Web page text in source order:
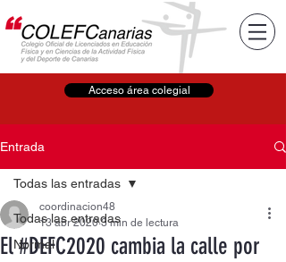
Acceso área colegial
Entrada
Todas las entradas
Normal
Todas las entradas
El #DEFC2020 cambia la calle por
coordinacion48
13 abr 2020 3 min de lectura